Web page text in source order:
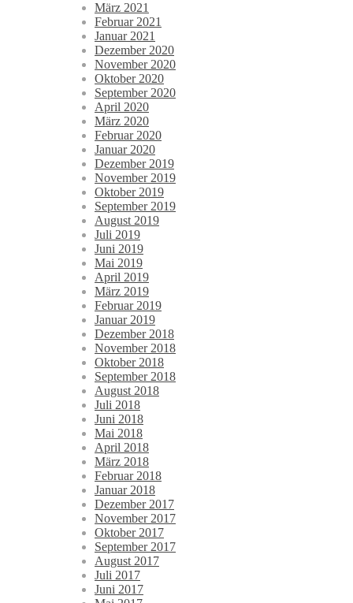
März 2021
Februar 2021
Januar 2021
Dezember 2020
November 2020
Oktober 2020
September 2020
April 2020
März 2020
Februar 2020
Januar 2020
Dezember 2019
November 2019
Oktober 2019
September 2019
August 2019
Juli 2019
Juni 2019
Mai 2019
April 2019
März 2019
Februar 2019
Januar 2019
Dezember 2018
November 2018
Oktober 2018
September 2018
August 2018
Juli 2018
Juni 2018
Mai 2018
April 2018
März 2018
Februar 2018
Januar 2018
Dezember 2017
November 2017
Oktober 2017
September 2017
August 2017
Juli 2017
Juni 2017